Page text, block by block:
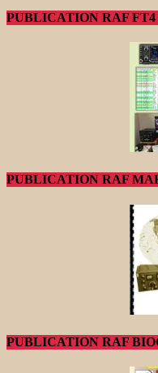
PUBLICATION RAF FT4
PUBLICATION RAF
PUBLICATION RAF